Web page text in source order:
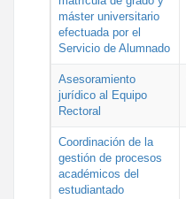
máster universitario
efectuada por el
Servicio de Alumnado
Asesoramiento
jurídico al Equipo
Rectoral
Coordinación de la
gestión de procesos
académicos del
estudiantado